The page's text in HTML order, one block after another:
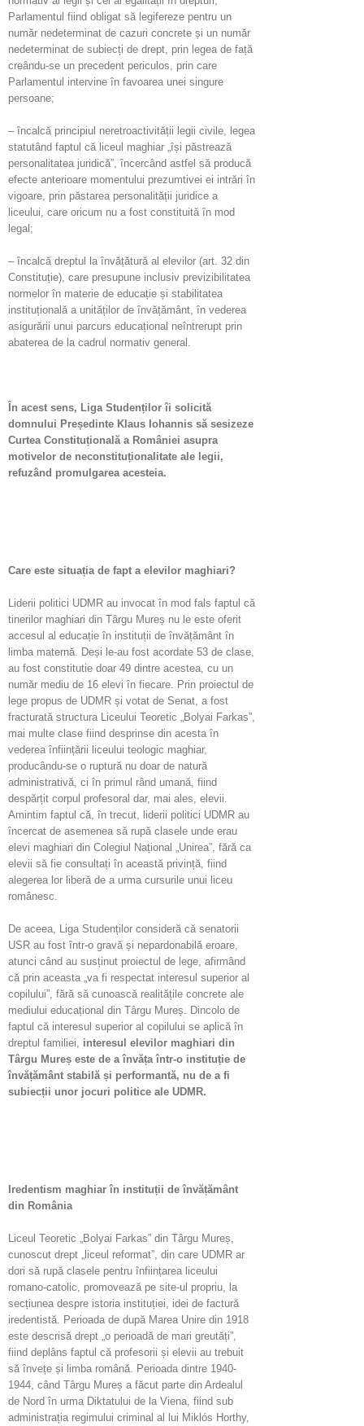
Parlamentul fiind obligat să legifereze pentru un
număr nedeterminat de cazuri concrete și un număr
nedeterminat de subiecți de drept, prin legea de față
creându-se un precedent periculos, prin care
Parlamentul intervine în favoarea unei singure
persoane;
– încalcă principiul neretroactivității legii civile, legea
statutând faptul că liceul maghiar „își păstrează
personalitatea juridică”, încercând astfel să producă
efecte anterioare momentului prezumtivei ei intrări în
vigoare, prin păstarea personalității juridice a
liceului, care oricum nu a fost constituită în mod
legal;
– încalcă dreptul la învățătură al elevilor (art. 32 din
Constituție), care presupune inclusiv previzibilitatea
normelor în materie de educație și stabilitatea
instituțională a unităților de învățământ, în vederea
asigurării unui parcurs educațional neîntrerupt prin
abaterea de la cadrul normativ general.
În acest sens, Liga Studenților îi solicită
domnului Președinte Klaus Iohannis să sesizeze
Curtea Constituțională a României asupra
motivelor de neconstituționalitate ale legii,
refuzând promulgarea acesteia.
Care este situația de fapt a elevilor maghiari?
Liderii politici UDMR au invocat în mod fals faptul că
tinerilor maghiari din Târgu Mureș nu le este oferit
accesul al educație în instituții de învățământ în
limba maternă. Deși le-au fost acordate 53 de clase,
au fost constitutie doar 49 dintre acestea, cu un
număr mediu de 16 elevi în fiecare. Prin proiectul de
lege propus de UDMR și votat de Senat, a fost
fracturată structura Liceului Teoretic „Bolyai Farkas”,
mai multe clase fiind desprinse din acesta în
vederea înființării liceului teologic maghiar,
producându-se o ruptură nu doar de natură
administrativă, ci în primul rând umană, fiind
despărțit corpul profesoral dar, mai ales, elevii.
Amintim faptul că, în trecut, liderii politici UDMR au
încercat de asemenea să rupă clasele unde erau
elevi maghiari din Colegiul Național „Unirea”, fără ca
elevii să fie consultați în această privință, fiind
alegerea lor liberă de a urma cursurile unui liceu
românesc.
De aceea, Liga Studenților consideră că senatorii
USR au fost într-o gravă și nepardonabilă eroare,
atunci când au susținut proiectul de lege, afirmând
că prin aceasta „va fi respectat interesul superior al
copilului”, fără să cunoască realitățile concrete ale
mediului educațional din Târgu Mureș. Dincolo de
faptul că interesul superior al copilului se aplică în
dreptul familiei, interesul elevilor maghiari din
Târgu Mureș este de a învăța într-o instituție de
învățământ stabilă și performantă, nu de a fi
subiecții unor jocuri politice ale UDMR.
Iredentism maghiar în instituții de învățământ
din România
Liceul Teoretic „Bolyai Farkas” din Târgu Mureș,
cunoscut drept „liceul reformat”, din care UDMR ar
dori să rupă clasele pentru înființarea liceului
romano-catolic, promovează pe site-ul propriu, la
secțiunea despre istoria instituției, idei de factură
iredentistă. Perioada de după Marea Unire din 1918
este descrisă drept „o perioadă de mari greutăți”,
fiind deplâns faptul că profesorii și elevii au trebuit
să învețe și limba română. Perioada dintre 1940-
1944, când Târgu Mureș a făcut parte din Ardealul
de Nord în urma Diktatului de la Viena, fiind sub
administrația regimului criminal al lui Miklós Horthy,